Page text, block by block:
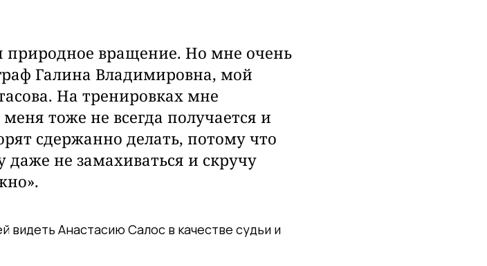
природное вращение. Но мне очень
Галина Владимировна, мой
На тренировках мне
тоже не всегда получается и
сдержанно делать, потому что
не замахиваться и скручу
видеть Анастасию Салос в качестве судьи и